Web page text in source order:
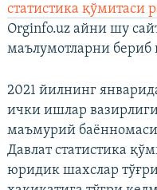
статистика қўмитаси
Orginfo.uz айни шу
маълумотларни бериб
2021 йилнинг
ички ишлар
маъмурий
Давлат статистика
юридик шахслар